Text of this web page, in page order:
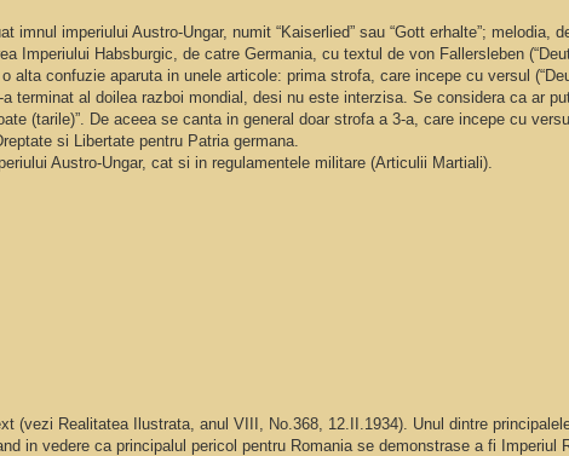
imperiului Austro-Ungar, numit “Kaiserlied” sau “Gott erhalte”; melodia,
Imperiului Habsburgic, de catre Germania, cu textul de von Fallersleben
confuzie aparuta in unele articole: prima strofa, care incepe cu versul
terminat al doilea razboi mondial, desi nu este interzisa. Se considera ca ar
(tarile)”. De aceea se canta in general doar strofa a 3-a, care incepe cu
si Libertate pentru Patria germana.
Austro-Ungar, cat si in regulamentele militare (Articulii Martiali).
(vezi Realitatea Ilustrata, anul VIII, No.368, 12.II.1934). Unul dintre
in vedere ca principalul pericol pentru Romania se demonstrase a fi Imperiul